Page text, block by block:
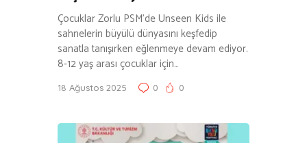
Çocuklar Zorlu PSM’de Unseen Kids ile
sahnelerin büyülü dünyasını keşfedip
sanatla tanışırken eğlenmeye devam ediyor.
8-12 yaş arası çocuklar için…
18 Ağustos 2025 0 0